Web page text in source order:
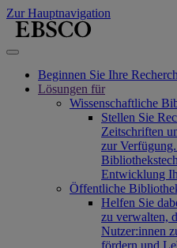
Zur Hauptnavigation
Beginnen Sie Ihre
Lösungen für
Wissenschaftliche
Stellen Sie
Zeitschriften
zur
Entwicklung
Öffentliche
Helfen Sie
zu verwalten,
Nutzer:innen
fördern und